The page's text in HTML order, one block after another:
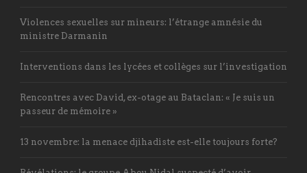
Violences sexuelles sur mineurs: l’étrange amnésie du
ministre Darmanin
Interventions dans les lycées et collèges sur l’investigation
Rencontres avec David, ex-otage au Bataclan: « Je suis un
passeur de mémoire »
13 novembre: la menace djihadiste est-elle toujours forte?